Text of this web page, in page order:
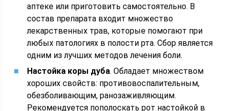
аптеке или приготовить самостоятельно. В
состав препарата входит множество
лекарственных трав, которые помогают при
любых патологиях в полости рта. Сбор является
одним из лучших методов лечения боли.
Настойка коры дуба. Обладает множеством
хороших свойств: противовоспалительным,
обезболивающим, ранозаживляющим.
Рекомендуется пополоскать рот настойкой в